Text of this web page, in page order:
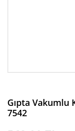
Gıpta
7542